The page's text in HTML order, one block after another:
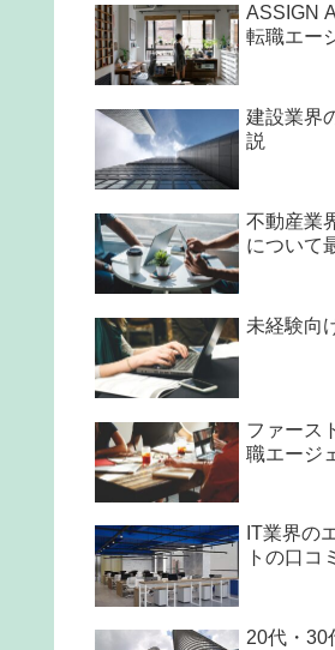
ASSIGN
転職エー
建設業界
説
不動産業
について
未経験向
ファース
職エージ
IT業界の
トの口コ
20代・30